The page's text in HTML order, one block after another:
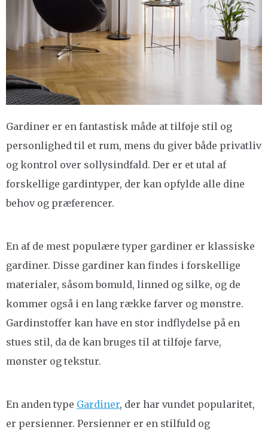
Gardiner er en fantastisk måde at tilføje stil og
personlighed til et rum, mens du giver både privatliv
og kontrol over sollysindfald. Der er et utal af
forskellige gardintyper, der kan opfylde alle dine
behov og præferencer.
En af de mest populære typer gardiner er klassiske
gardiner. Disse gardiner kan findes i forskellige
materialer, såsom bomuld, linned og silke, og de
kommer også i en lang række farver og mønstre.
Gardinstoffer kan have en stor indflydelse på en
stues stil, da de kan bruges til at tilføje farve,
mønster og tekstur.
En anden type Gardiner, der har vundet popularitet,
er persienner. Persienner er en stilfuld og